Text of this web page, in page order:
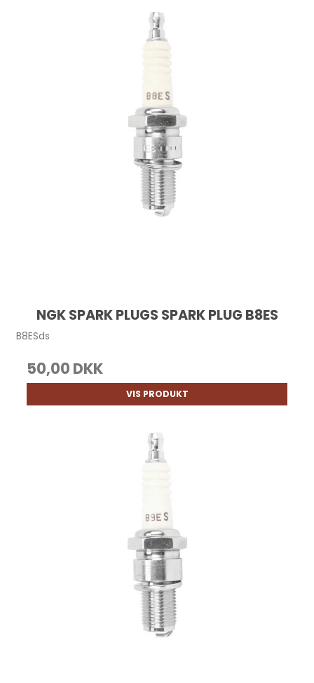
NGK SPARK PLUGS SPARK PLUG B8ES
B8ESds
50,00 DKK
VIS PRODUKT